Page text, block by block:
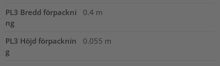
PL3 Bredd förpackni
ng
0.4 m
PL3 Höjd förpacknin
g
0.055 m